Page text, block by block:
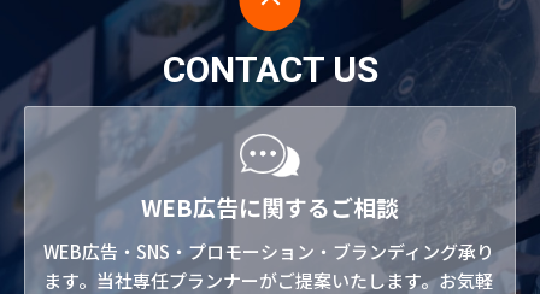
CONTACT US
WEB広告に関するご相談
WEB広告・SNS・プロモーション・ブランディング承り
ます。当社専任プランナーがご提案いたします。お気軽